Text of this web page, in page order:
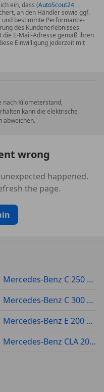
inkl. Sicherheitsnetz
Öffnungs- und
Service (Plus)
ein, dass (AutoScout24
an den Händler sowie ggf.
bestimmte Performance-
des Kundenerlebnisses
die E-Mail-Adresse gemäß ihren
Einwilligung jederzeit mit
nach Kilometerstand,
kann die elektrische
abweichen.
wrong
happened.
the page.
Mercedes-Benz C 250 Gebraucht
Mercedes-Benz C 300 Gebraucht
Mercedes-Benz E 200 Gebraucht
Mercedes-Benz CLA 200 Gebraucht